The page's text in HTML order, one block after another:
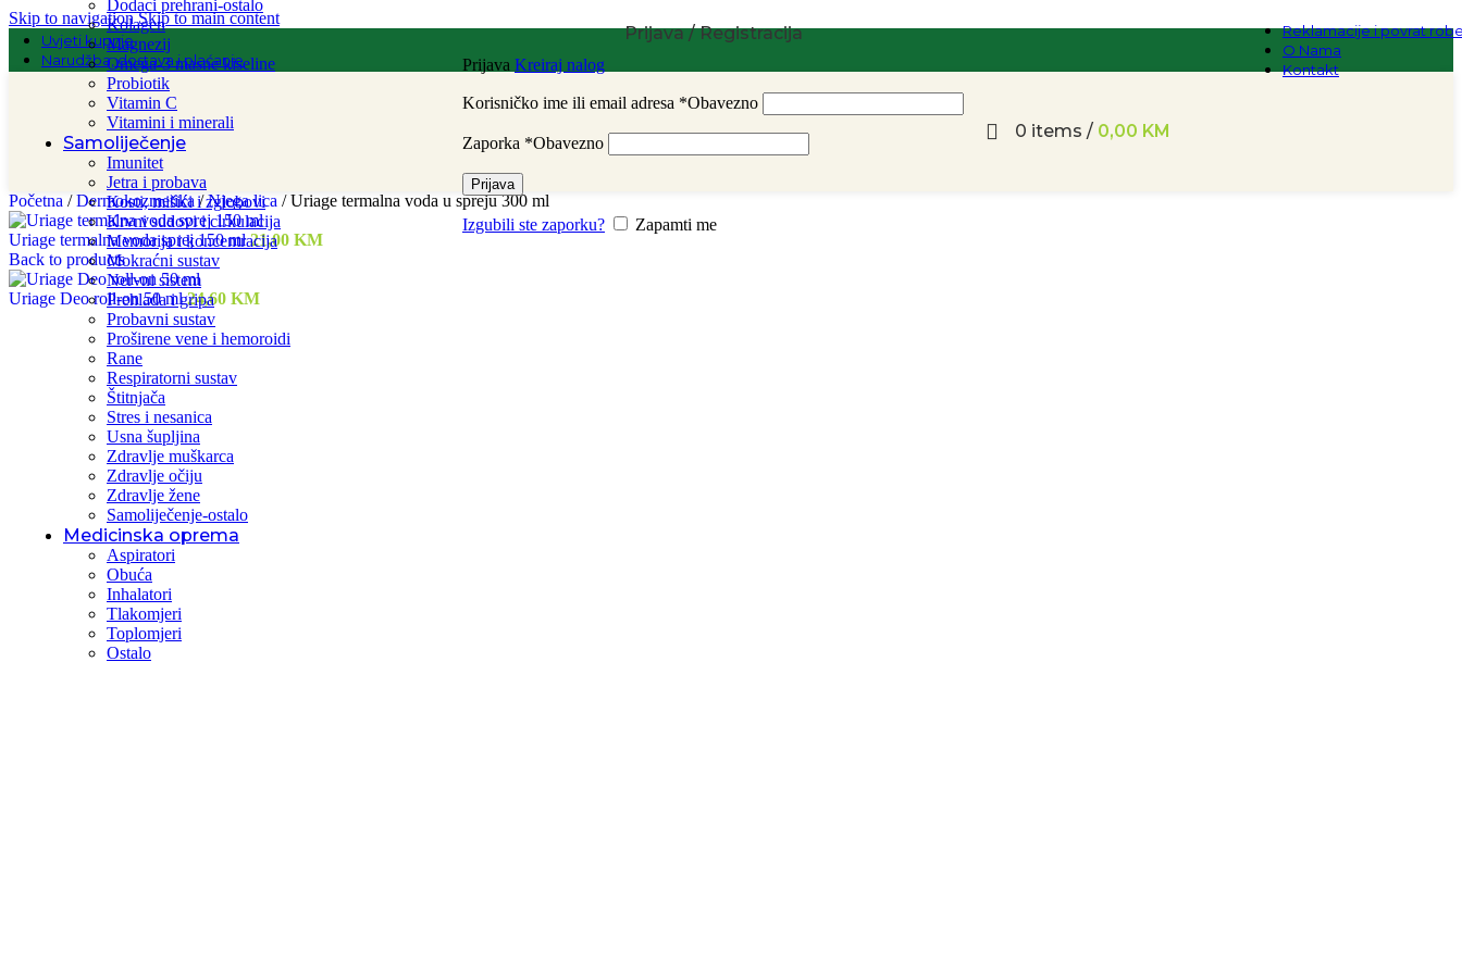
Skip to navigationSkip to main content
Uvjeti kupnje
Narudžba, dostava i plaćanje
Reklamacije i povrat
O Nama
Kontakt
Dodaci prehrani-ostalo
Kolagen
Magnezij
Omega-3 masne kiseline
Probiotik
Vitamin C
Vitamini i minerali
Samoliječenje
Imunitet
Jetra i probava
Kosti, mišići i zglobovi
Krvni sudovi i cirkulacija
Memorija i koncentracija
Mokraćni sustav
Nervni sistem
Prehlada i gripa
Probavni sustav
Proširene vene i hemoroidi
Rane
Respiratorni sustav
Štitnjača
Stres i nesanica
Usna šupljina
Zdravlje muškarca
Zdravlje očiju
Zdravlje žene
Samoliječenje-ostalo
Medicinska oprema
Aspiratori
Obuća
Inhalatori
Tlakomjeri
Toplomjeri
Ostalo
Prijava / Registracija
Prijava Kreiraj nalog
Korisničko ime ili email adresa *Obavezno
Zaporka *Obavezno
Prijava
Izgubili ste zaporku? Zapamti me
0 items / 0,00 KM
Početna / Dermokozmetika/ Njega lica / Uriage termalna voda u spreju 300 ml
Uriage termalna voda sprej 150 ml21,00 KM
Back to products
Uriage Deo roll-on 50 ml24,60 KM